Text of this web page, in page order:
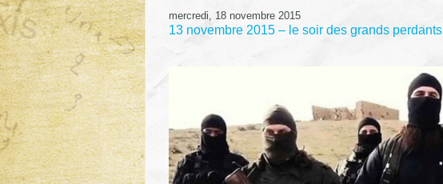
mercredi, 18 novembre 2015
13 novembre 2015 – le soir des grands perdants